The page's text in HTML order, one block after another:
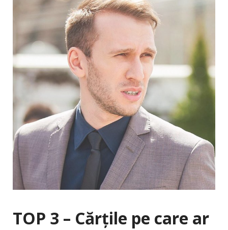
TOP 3 – Cărțile pe care ar